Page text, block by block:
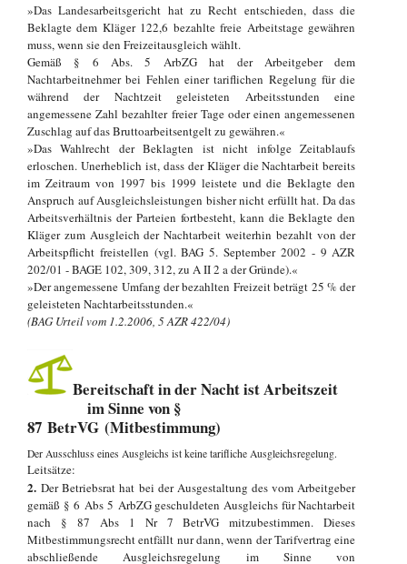
»Das Landesarbeitsgericht hat zu Recht entschieden, dass die
Beklagte dem Kläger 122,6 bezahlte freie Arbeitstage gewähren
muss, wenn sie den Freizeitausgleich wählt.
Gemäß § 6 Abs. 5 ArbZG hat der Arbeitgeber dem
Nachtarbeitnehmer bei Fehlen einer tariflichen Regelung für die
während der Nachtzeit geleisteten Arbeitsstunden eine
angemessene Zahl bezahlter freier Tage oder einen angemessenen
Zuschlag auf das Bruttoarbeitsentgelt zu gewähren.«
»Das Wahlrecht der Beklagten ist nicht infolge Zeitablaufs
erloschen. Unerheblich ist, dass der Kläger die Nachtarbeit bereits
im Zeitraum von 1997 bis 1999 leistete und die Beklagte den
Anspruch auf Ausgleichsleistungen bisher nicht erfüllt hat. Da das
Arbeitsverhältnis der Parteien fortbesteht, kann die Beklagte den
Kläger zum Ausgleich der Nachtarbeit weiterhin bezahlt von der
Arbeitspflicht freistellen (vgl. BAG 5. September 2002 - 9 AZR
202/01 - BAGE 102, 309, 312, zu A II 2 a der Gründe).«
»Der angemessene Umfang der bezahlten Freizeit beträgt 25 % der
geleisteten Nachtarbeitsstunden.«
(BAG Urteil vom 1.2.2006, 5 AZR 422/04)
Bereitschaft in der Nacht ist Arbeitszeit
im Sinne von §
87 BetrVG (Mitbestimmung)
Der Ausschluss eines Ausgleichs ist keine tarifliche Ausgleichsregelung.
Leitsätze:
2. Der Betriebsrat hat bei der Ausgestaltung des vom Arbeitgeber
gemäß § 6 Abs 5 ArbZG geschuldeten Ausgleichs für Nachtarbeit
nach § 87 Abs 1 Nr 7 BetrVG mitzubestimmen. Dieses
Mitbestimmungsrecht entfällt nur dann, wenn der Tarifvertrag eine
abschließende Ausgleichsregelung im Sinne von